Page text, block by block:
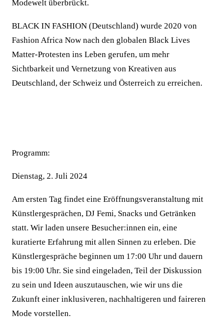
Modewelt überbrückt.
BLACK IN FASHION (Deutschland) wurde 2020 von
Fashion Africa Now nach den globalen Black Lives
Matter-Protesten ins Leben gerufen, um mehr
Sichtbarkeit und Vernetzung von Kreativen aus
Deutschland, der Schweiz und Österreich zu erreichen.
Programm:
Dienstag, 2. Juli 2024
Am ersten Tag findet eine Eröffnungsveranstaltung mit
Künstlergesprächen, DJ Femi, Snacks und Getränken
statt. Wir laden unsere Besucher:innen ein, eine
kuratierte Erfahrung mit allen Sinnen zu erleben. Die
Künstlergespräche beginnen um 17:00 Uhr und dauern
bis 19:00 Uhr. Sie sind eingeladen, Teil der Diskussion
zu sein und Ideen auszutauschen, wie wir uns die
Zukunft einer inklusiveren, nachhaltigeren und faireren
Mode vorstellen.